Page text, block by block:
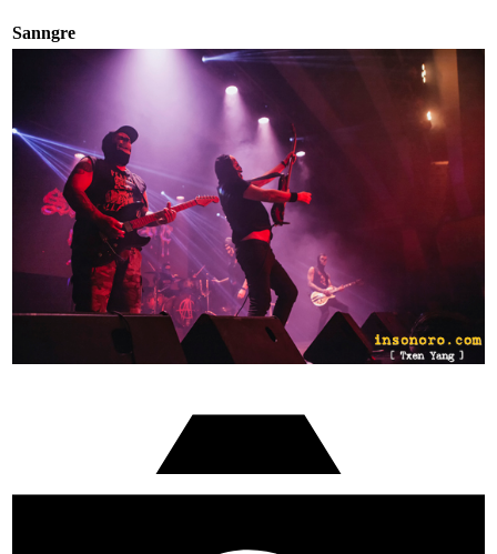
Sanngre